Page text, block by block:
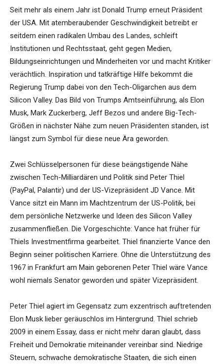
Seit mehr als einem Jahr ist Donald Trump erneut Präsident
der USA. Mit atemberaubender Geschwindigkeit betreibt er
seitdem einen radikalen Umbau des Landes, schleift
Institutionen und Rechtsstaat, geht gegen Medien,
Bildungseinrichtungen und Minderheiten vor und macht Kritiker
verächtlich. Inspiration und tatkräftige Hilfe bekommt die
Regierung Trump dabei von den Tech-Oligarchen aus dem
Silicon Valley. Das Bild von Trumps Amtseinführung, als Elon
Musk, Mark Zuckerberg, Jeff Bezos und andere Big-Tech-
Größen in nächster Nähe zum neuen Präsidenten standen, ist
längst zum Symbol für diese neue Ära geworden.
Zwei Schlüsselpersonen für diese beängstigende Nähe
zwischen Tech-Milliardären und Politik sind Peter Thiel
(PayPal, Palantir) und der US-Vizepräsident JD Vance. Mit
Vance sitzt ein Mann im Machtzentrum der US-Politik, bei
dem persönliche Netzwerke und Ideen des Silicon Valley
zusammenfließen. Die Vorgeschichte: Vance hat früher für
Thiels Investmentfirma gearbeitet. Thiel finanzierte Vance den
Beginn seiner politischen Karriere. Ohne die Unterstützung des
1967 in Frankfurt am Main geborenen Peter Thiel wäre Vance
wohl niemals Senator geworden und später Vizepräsident.
Peter Thiel agiert im Gegensatz zum exzentrisch auftretenden
Elon Musk lieber geräuschlos im Hintergrund. Thiel schrieb
2009 in einem Essay, dass er nicht mehr daran glaubt, dass
Freiheit und Demokratie miteinander vereinbar sind. Niedrige
Steuern, schwache demokratische Staaten, die sich einen